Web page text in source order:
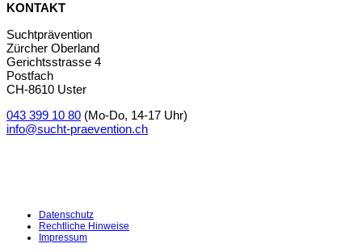
KONTAKT
Suchtprävention
Zürcher Oberland
Gerichtsstrasse 4
Postfach
CH-8610 Uster
043 399 10 80 (Mo-Do, 14-17 Uhr)
info@sucht-praevention.ch
Datenschutz
Rechtliche Hinweise
Impressum